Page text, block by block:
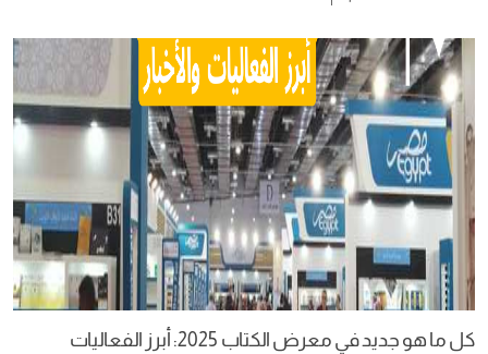
كل ما هو جديد في معرض الكتاب 2025: أبرز الفعاليات